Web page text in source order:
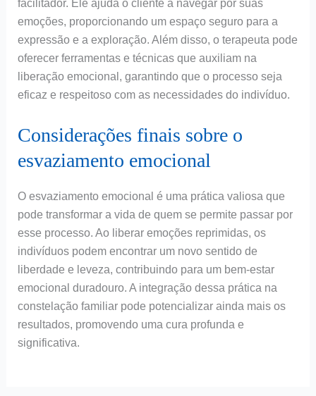
facilitador. Ele ajuda o cliente a navegar por suas
emoções, proporcionando um espaço seguro para a
expressão e a exploração. Além disso, o terapeuta pode
oferecer ferramentas e técnicas que auxiliam na
liberação emocional, garantindo que o processo seja
eficaz e respeitoso com as necessidades do indivíduo.
Considerações finais sobre o
esvaziamento emocional
O esvaziamento emocional é uma prática valiosa que
pode transformar a vida de quem se permite passar por
esse processo. Ao liberar emoções reprimidas, os
indivíduos podem encontrar um novo sentido de
liberdade e leveza, contribuindo para um bem-estar
emocional duradouro. A integração dessa prática na
constelação familiar pode potencializar ainda mais os
resultados, promovendo uma cura profunda e
significativa.